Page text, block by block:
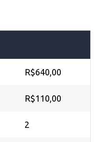
R$640,00
R$110,00
2